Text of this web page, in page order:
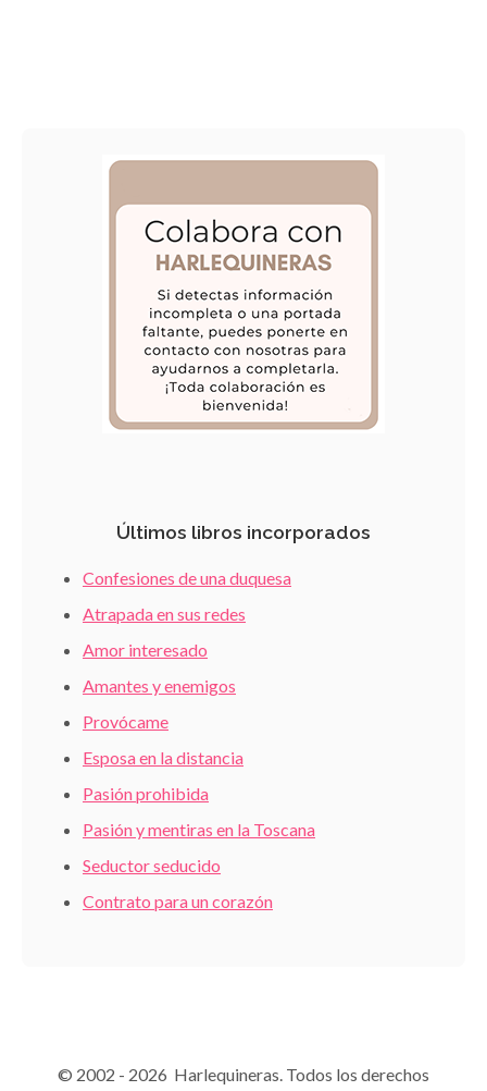
Últimos libros incorporados
Confesiones de una duquesa
Atrapada en sus redes
Amor interesado
Amantes y enemigos
Provócame
Esposa en la distancia
Pasión prohibida
Pasión y mentiras en la Toscana
Seductor seducido
Contrato para un corazón
© 2002 - 2026 Harlequineras. Todos los derechos